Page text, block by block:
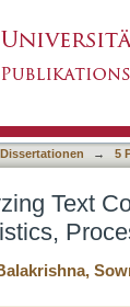
→ 5
Text